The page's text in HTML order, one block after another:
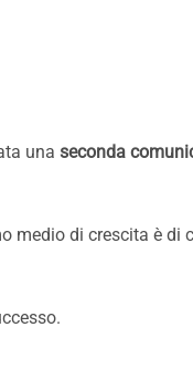
una seconda
medio di crescita è di